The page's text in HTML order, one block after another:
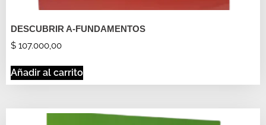
DESCUBRIR A-FUNDAMENTOS
$ 107.000,00
Añadir al carrito